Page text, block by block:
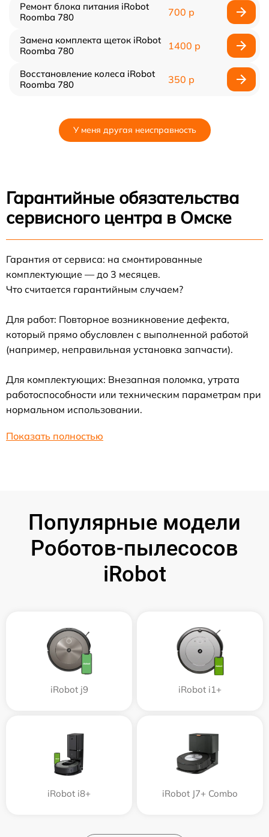
Ремонт блока питания iRobot
Roomba 780
700 р
Замена комплекта щеток iRobot
Roomba 780
1400 р
Восстановление колеса iRobot
Roomba 780
350 р
У меня другая неисправность
Гарантийные обязательства
сервисного центра в Омске
Гарантия от сервиса: на смонтированные
комплектующие — до 3 месяцев.
Что считается гарантийным случаем?
Для работ: Повторное возникновение дефекта,
который прямо обусловлен с выполненной работой
(например, неправильная установка запчасти).
Для комплектующих: Внезапная поломка, утрата
работоспособности или техническим параметрам при
нормальном использовании.
Показать полностью
Популярные модели
Роботов-пылесосов
iRobot
iRobot j9 iRobot i1+
iRobot i8+ iRobot J7+ Combo